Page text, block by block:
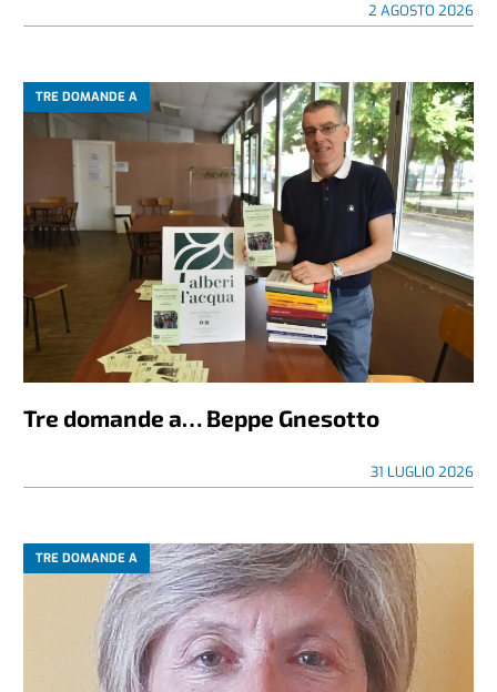
2 AGOSTO 2026
TRE DOMANDE A
Tre domande a… Beppe Gnesotto
31 LUGLIO 2026
TRE DOMANDE A